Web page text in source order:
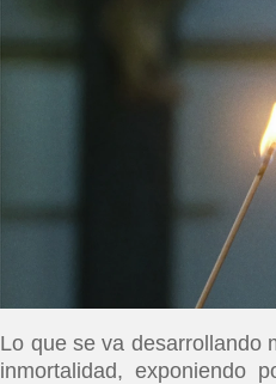
Lo que se va desarrollando
inmortalidad, exponiendo